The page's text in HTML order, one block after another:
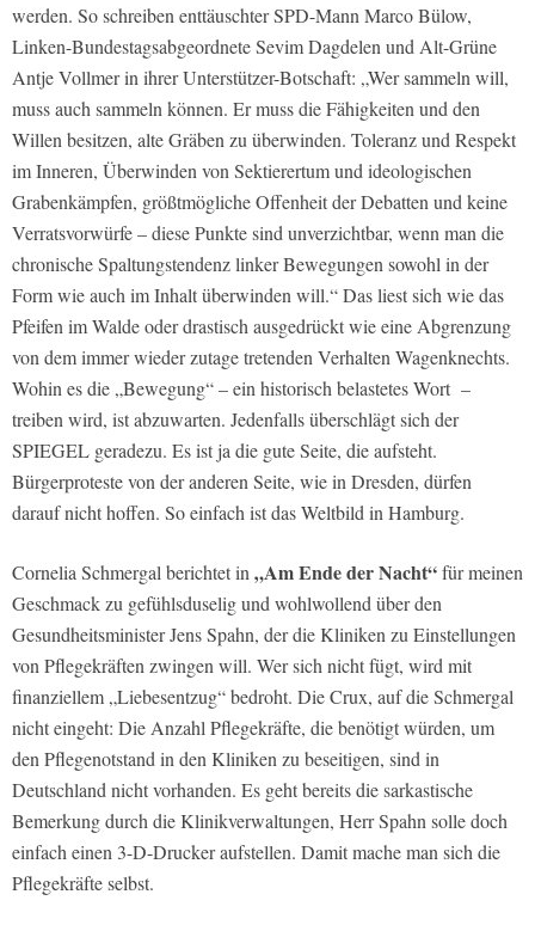
werden. So schreiben enttäuschter SPD-Mann Marco Bülow,
Linken-Bundestagsabgeordnete Sevim Dagdelen und Alt-Grüne
Antje Vollmer in ihrer Unterstützer-Botschaft: „Wer sammeln will,
muss auch sammeln können. Er muss die Fähigkeiten und den
Willen besitzen, alte Gräben zu überwinden. Toleranz und Respekt
im Inneren, Überwinden von Sektierertum und ideologischen
Grabenkämpfen, größtmögliche Offenheit der Debatten und keine
Verratsvorwürfe – diese Punkte sind unverzichtbar, wenn man die
chronische Spaltungstendenz linker Bewegungen sowohl in der
Form wie auch im Inhalt überwinden will.“ Das liest sich wie das
Pfeifen im Walde oder drastisch ausgedrückt wie eine Abgrenzung
von dem immer wieder zutage tretenden Verhalten Wagenknechts.
Wohin es die „Bewegung“ – ein historisch belastetes Wort –
treiben wird, ist abzuwarten. Jedenfalls überschlägt sich der
SPIEGEL geradezu. Es ist ja die gute Seite, die aufsteht.
Bürgerproteste von der anderen Seite, wie in Dresden, dürfen
darauf nicht hoffen. So einfach ist das Weltbild in Hamburg.
Cornelia Schmergal berichtet in „Am Ende der Nacht“für meinen
Geschmack zu gefühlsduselig und wohlwollend über den
Gesundheitsminister Jens Spahn, der die Kliniken zu Einstellungen
von Pflegekräften zwingen will. Wer sich nicht fügt, wird mit
finanziellem „Liebesentzug“ bedroht. Die Crux, auf die Schmergal
nicht eingeht: Die Anzahl Pflegekräfte, die benötigt würden, um
den Pflegenotstand in den Kliniken zu beseitigen, sind in
Deutschland nicht vorhanden. Es geht bereits die sarkastische
Bemerkung durch die Klinikverwaltungen, Herr Spahn solle doch
einfach einen 3-D-Drucker aufstellen. Damit mache man sich die
Pflegekräfte selbst.